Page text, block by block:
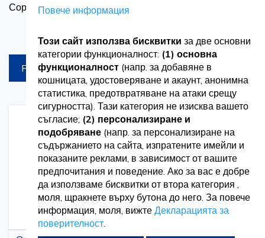
разнообразните нужди на медицинските специалисти и
стоматологични практики до комплекти глюкометри с
аксесоари за управление на диабет, нашите пакети са
подбрани да улеснят медицинските процедури и да
подобрят грижите за пациентите. Независимо дали
зареждате вашата клиника с необходимите материали
или оборудвате здравното си заведение с основно
оборудване, Vetro Design предлага цялостни пакети,
които отговарят на различни медицински специалности
и приложения. С нашата ангажираност към качеството
Сортирай по
FILTREAZA
Добавете
към
списък
с
желания
Добавете
за
сравнение
към
списък
с
Повече информация
Този сайт използва бисквитки за две основни
категории функционалност: (1) основна
функционалност (напр. за добавяне в
кошницата, удостоверяване и акаунт, анонимна
статистика, предотвратяване на атаки срещу
сигурността). Тази категория не изисква вашето
съгласие; (2) персонализиране и
подобряване (напр. за персонализиране на
съдържанието на сайта, изпратените имейли и
показаните реклами, в зависимост от вашите
предпочитания и поведение. Ако за вас е добре
да използваме бисквитки от втора категория ,
моля, щракнете върху бутона до него. За повече
информация, моля, вижте Декларацията за
поверителност.